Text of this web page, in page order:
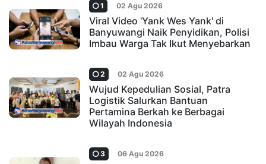
1 02 Agu 2026
Viral Video 'Yank Wes Yank' di
Banyuwangi Naik Penyidikan, Polisi
Imbau Warga Tak Ikut Menyebarkan
2 02 Agu 2026
Wujud Kepedulian Sosial, Patra
Logistik Salurkan Bantuan
Pertamina Berkah ke Berbagai
Wilayah Indonesia
3 06 Agu 2026